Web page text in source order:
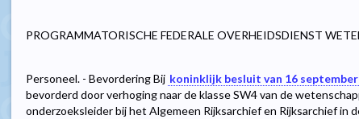
PROGRAMMATORISCHE FEDERALE OVERHEIDSDIENST
Personeel. - Bevordering Bij koninklijk besluit van 16
bevorderd door verhoging naar de klasse SW4 van de
onderzoeksleider bij het Algemeen Rijksarchief en Rijksarchief in